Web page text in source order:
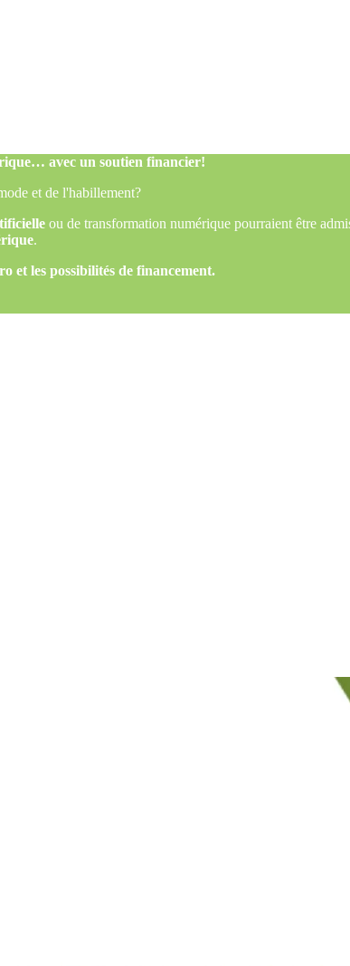
avec un soutien financier!
et de l'habillement?
ou de transformation numérique pourraient être
.
et les possibilités de financement.